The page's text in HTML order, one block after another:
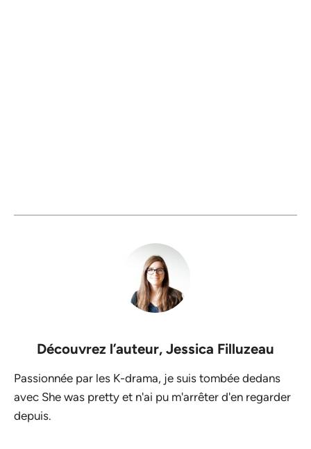
Découvrez l’auteur, Jessica Filluzeau
Passionnée par les K-drama, je suis tombée dedans
avec She was pretty et n'ai pu m'arrêter d'en regarder
depuis.